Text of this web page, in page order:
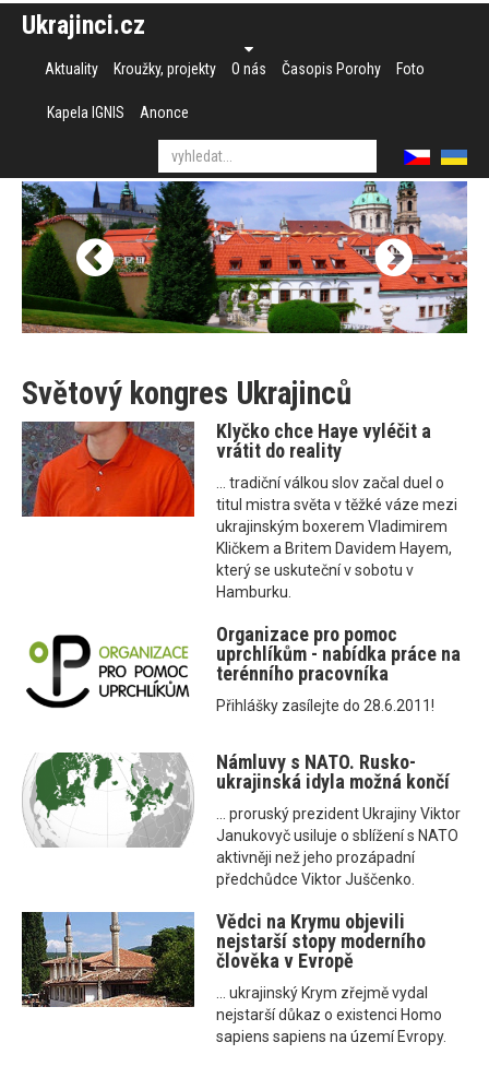
Ukrajinci.cz
Aktuality Kroužky, projekty O nás Časopis Porohy Foto
Kapela IGNIS Anonce
Světový kongres Ukrajinců
Klyčko chce Haye vyléčit a
vrátit do reality
... tradiční válkou slov začal duel o
titul mistra světa v těžké váze mezi
ukrajinským boxerem Vladimirem
Kličkem a Britem Davidem Hayem,
který se uskuteční v sobotu v
Hamburku.
Organizace pro pomoc
uprchlíkům - nabídka práce na
terénního pracovníka
Přihlášky zasílejte do 28.6.2011!
Námluvy s NATO. Rusko-
ukrajinská idyla možná končí
... proruský prezident Ukrajiny Viktor
Janukovyč usiluje o sblížení s NATO
aktivněji než jeho prozápadní
předchůdce Viktor Juščenko.
Vědci na Krymu objevili
nejstarší stopy moderního
člověka v Evropě
... ukrajinský Krym zřejmě vydal
nejstarší důkaz o existenci Homo
sapiens sapiens na území Evropy.